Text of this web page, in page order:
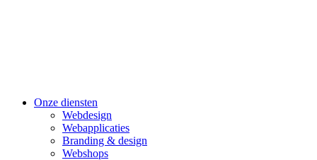
Onze diensten
Webdesign
Webapplicaties
Branding & design
Webshops